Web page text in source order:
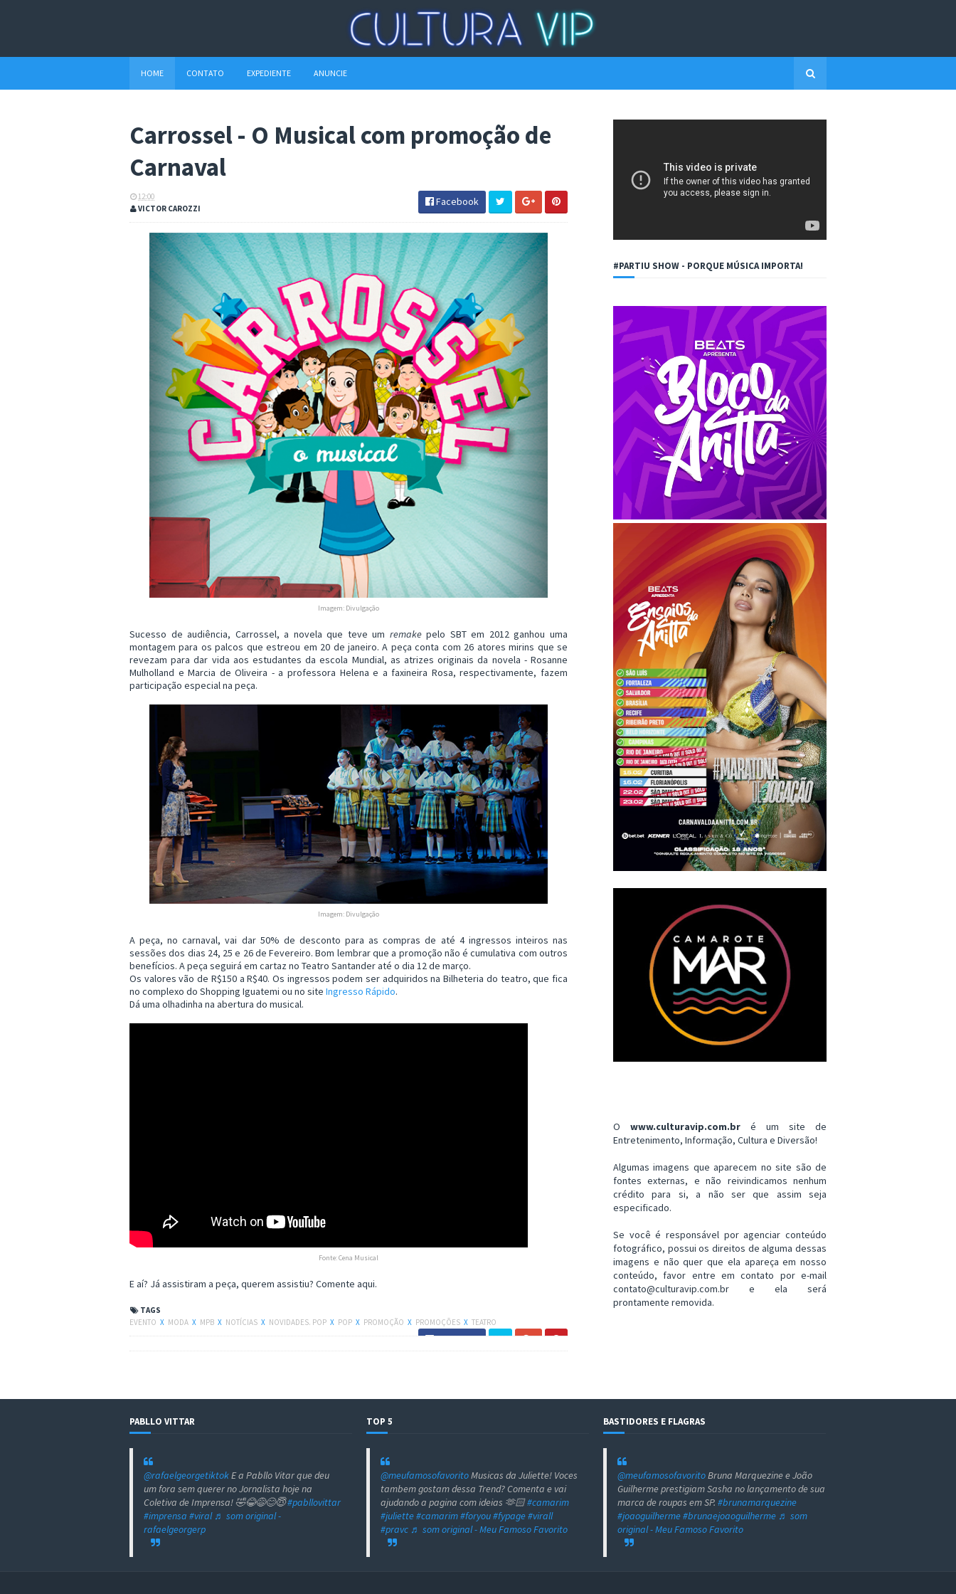
HOME CONTATO EXPEDIENTE ANUNCIE
Carrossel - O Musical com promoção de
Carnaval
12:00
VICTOR CAROZZI
Facebook
Imagem: Divulgação
Sucesso de audiência, Carrossel, a novela que teve um remakepelo SBT em 2012 ganhou uma
montagem para os palcos que estreou em 20 de janeiro. A peça conta com 26 atores mirins que se
revezam para dar vida aos estudantes da escola Mundial, as atrizes originais da novela - Rosanne
Mulholland e Marcia de Oliveira - a professora Helena e a faxineira Rosa, respectivamente, fazem
participação especial na peça.
Imagem: Divulgação
A peça, no carnaval, vai dar 50% de desconto para as compras de até 4 ingressos inteiros nas
sessões dos dias 24, 25 e 26 de Fevereiro. Bom lembrar que a promoção não é cumulativa com outros
benefícios. A peça seguirá em cartaz no Teatro Santander até o dia 12 de março.
Os valores vão de R$150 a R$40. Os ingressos podem ser adquiridos na Bilheteria do teatro, que fica
no complexo do Shopping Iguatemi ou no site Ingresso Rápido.
Dá uma olhadinha na abertura do musical.
Fonte: Cena Musical
E aí? Já assistiram a peça, querem assistiu? Comente aqui.
TAGS
EVENTO X MODA X MPB X NOTÍCIAS X NOVIDADES. POP X POP X PROMOÇÃO X PROMOÇÕES X TEATRO
Facebook
#PARTIU SHOW - PORQUE MÚSICA IMPORTA!
O www.culturavip.com.br é um site de
Entretenimento, Informação, Cultura e Diversão!
Algumas imagens que aparecem no site são de
fontes externas, e não reivindicamos nenhum
crédito para si, a não ser que assim seja
especificado.
Se você é responsável por agenciar conteúdo
fotográfico, possui os direitos de alguma dessas
imagens e não quer que ela apareça em nosso
conteúdo, favor entre em contato por e-mail
contato@culturavip.com.br e ela será
prontamente removida.
PABLLO VITTAR
@rafaelgeorgetiktokE a Pabllo Vitar que deu
um fora sem querer no Jornalista hoje na
Coletiva de Imprensa! 🤣😂😅😊😇#pabllovittar
#imprensa #viral ♬ som original -
rafaelgeorgerp
TOP 5
@meufamosofavoritoMusicas da Juliette! Voces
tambem gostam dessa Trend? Comenta e vai
ajudando a pagina com ideias 🫶🏻#camarim
#juliette#camarim#foryou#fypage#virall
#pravc ♬ som original - Meu Famoso Favorito
BASTIDORES E FLAGRAS
@meufamosofavoritoBruna Marquezine e João
Guilherme prestigiam Sasha no lançamento de sua
marca de roupas em SP. #brunamarquezine
#joaoguilherme#brunaejoaoguilherme ♬ som
original - Meu Famoso Favorito